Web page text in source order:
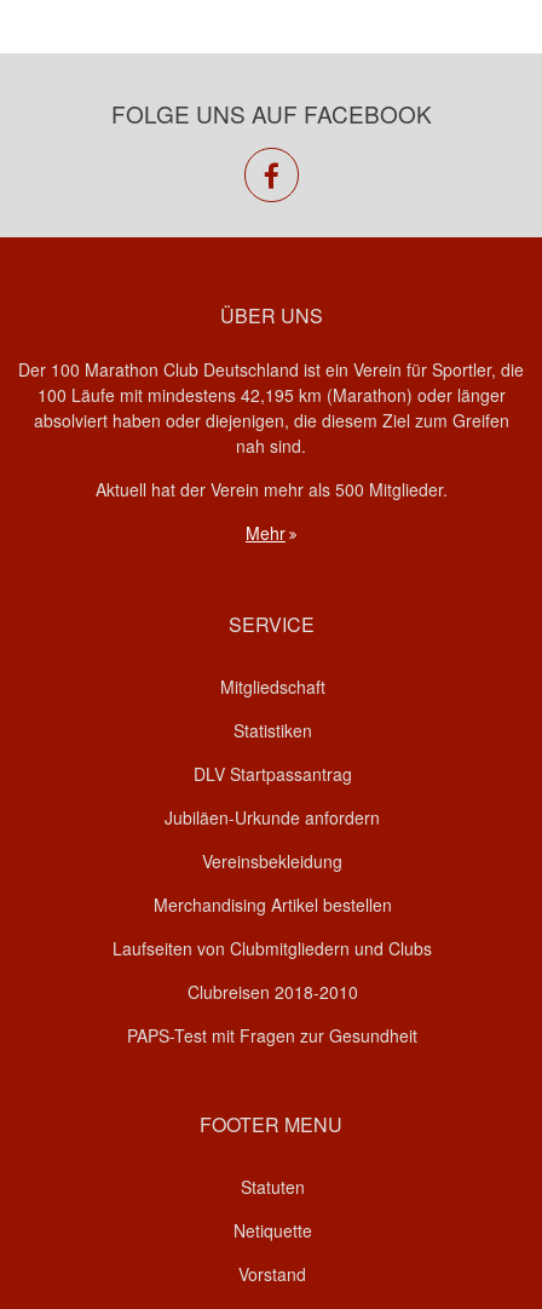
FOLGE UNS AUF FACEBOOK
facebook
ÜBER UNS
Der 100 Marathon Club Deutschland ist ein Verein für Sportler, die
100 Läufe mit mindestens 42,195 km (Marathon) oder länger
absolviert haben oder diejenigen, die diesem Ziel zum Greifen
nah sind.
Aktuell hat der Verein mehr als 500 Mitglieder.
Mehr
SERVICE
Mitgliedschaft
Statistiken
DLV Startpassantrag
Jubiläen-Urkunde anfordern
Vereinsbekleidung
Merchandising Artikel bestellen
Laufseiten von Clubmitgliedern und Clubs
Clubreisen 2018-2010
PAPS-Test mit Fragen zur Gesundheit
FOOTER MENU
Statuten
Netiquette
Vorstand